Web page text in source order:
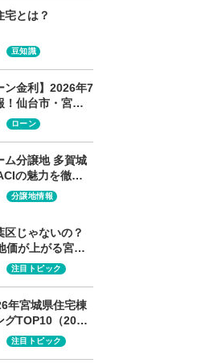
宅とは？
豆知識
ン金利】2026年7
！仙台市・宮城
ト35・各銀行
ローン
ム分譲地 多賀城
の魅力を徹底
分譲地情報
区じゃないの？
価が上がる宮城
グ、まさかの
注目トピック
年宮城県住宅棟
グTOP10（2026
注目トピック